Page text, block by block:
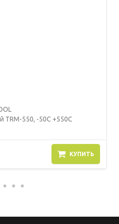
TRM-550, -50С +550С
КУПИТЬ